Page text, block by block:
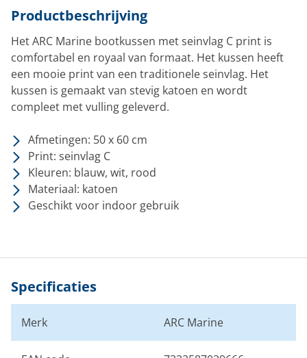
Productbeschrijving
Het ARC Marine bootkussen met seinvlag C print is
comfortabel en royaal van formaat. Het kussen heeft
een mooie print van een traditionele seinvlag. Het
kussen is gemaakt van stevig katoen en wordt
compleet met vulling geleverd.
Afmetingen: 50 x 60 cm
Print: seinvlag C
Kleuren: blauw, wit, rood
Materiaal: katoen
Geschikt voor indoor gebruik
Specificaties
Merk ARC Marine